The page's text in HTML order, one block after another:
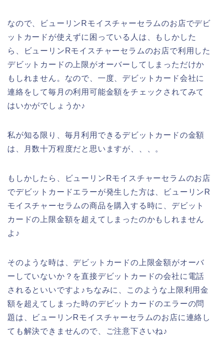
なので、ビューリンRモイスチャーセラムのお店でデビ
ットカードが使えずに困っている人は、もしかした
ら、ビューリンRモイスチャーセラムのお店で利用した
デビットカードの上限がオーバーしてしまっただけか
もしれません。なので、一度、デビットカード会社に
連絡をして毎月の利用可能金額をチェックされてみて
はいかがでしょうか♪
私が知る限り、毎月利用できるデビットカードの金額
は、月数十万程度だと思いますが、、、。
もしかしたら、ビューリンRモイスチャーセラムのお店
でデビットカードエラーが発生した方は、ビューリンR
モイスチャーセラムの商品を購入する時に、デビット
カードの上限金額を超えてしまったのかもしれません
よ♪
そのような時は、デビットカードの上限金額がオーバ
ーしていないか？を直接デビットカードの会社に電話
されるといいですよ♪ちなみに、このような上限利用金
額を超えてしまった時のデビットカードのエラーの問
題は、ビューリンRモイスチャーセラムのお店に連絡し
ても解決できませんので、ご注意下さいね♪